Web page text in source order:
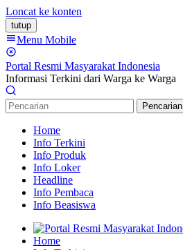
Loncat ke konten
tutup
Menu Mobile
Portal Resmi Masyarakat Indonesia
Informasi Terkini dari Warga ke Warga
Pencarian
Home
Info Terkini
Info Produk
Info Loker
Headline
Info Pembaca
Info Beasiswa
Home